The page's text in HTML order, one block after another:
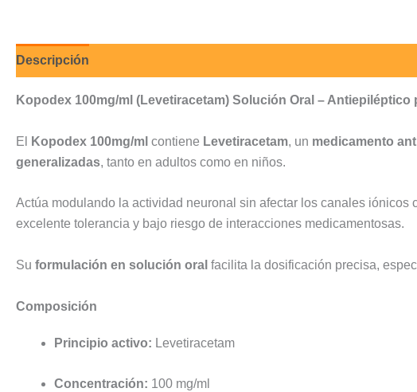
Descripción
Kopodex 100mg/ml (Levetiracetam) Solución Oral –
El Kopodex 100mg/ml contiene Levetiracetam, un medicamento
generalizadas, tanto en adultos como en niños.
Actúa modulando la actividad neuronal sin afectar los canales
excelente tolerancia y bajo riesgo de interacciones medicamentosas.
Su formulación en solución oral facilita la dosificación precisa,
Composición
Principio activo: Levetiracetam
Concentración: 100 mg/ml